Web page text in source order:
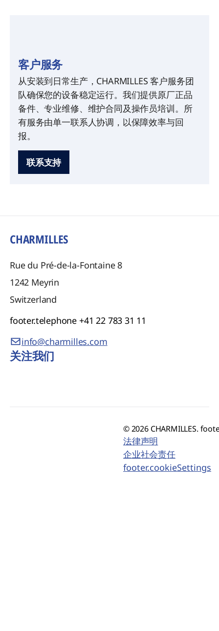
客户服务
从安装到日常生产，CHARMILLES 客户服务团
队确保您的设备稳定运行。我们提供原厂正品
备件、专业维修、维护合同及操作员培训。所
有服务由单一联系人协调，以保障效率与回
报。
联系支持
CHARMILLES
Rue du Pré-de-la-Fontaine 8
1242 Meyrin
Switzerland
footer.telephone +41 22 783 31 11
info@charmilles.com
关注我们
© 2026 CHARMILLES.
法律声明
企业社会责任
footer.cookieSettings